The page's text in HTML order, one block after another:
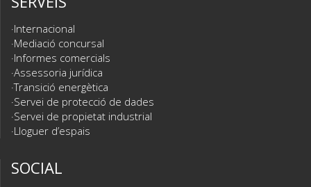
Internacional
Mediació concursal
Informes comercials
Assessoria jurídica
Transició energètica
Servei de protecció de dades
Servei de propietat industrial
Lloguer d’espais
SOCIAL